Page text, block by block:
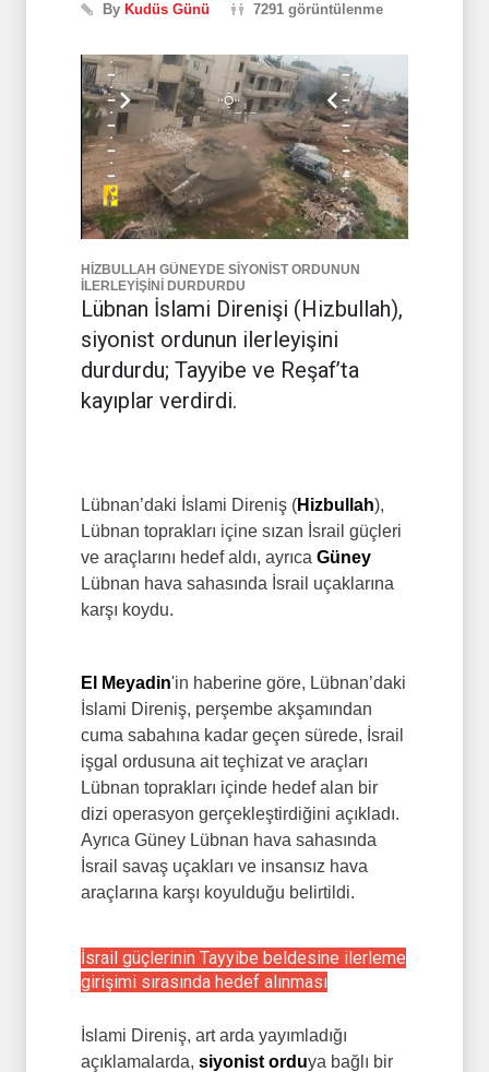
By Kudüs Günü 7291 görüntülenme
HİZBULLAH GÜNEYDE SİYONİST ORDUNUN
İLERLEYİŞİNİ DURDURDU
Lübnan İslami Direnişi (Hizbullah),
siyonist ordunun ilerleyişini
durdurdu; Tayyibe ve Reşaf’ta
kayıplar verdirdi.
Lübnan’daki İslami Direniş (Hizbullah),
Lübnan toprakları içine sızan İsrail güçleri
ve araçlarını hedef aldı, ayrıca Güney
Lübnan hava sahasında İsrail uçaklarına
karşı koydu.
El Meyadin'in haberine göre, Lübnan’daki
İslami Direniş, perşembe akşamından
cuma sabahına kadar geçen sürede, İsrail
işgal ordusuna ait teçhizat ve araçları
Lübnan toprakları içinde hedef alan bir
dizi operasyon gerçekleştirdiğini açıkladı.
Ayrıca Güney Lübnan hava sahasında
İsrail savaş uçakları ve insansız hava
araçlarına karşı koyulduğu belirtildi.
İsrail güçlerinin Tayyibe beldesine ilerleme
girişimi sırasında hedef alınması
İslami Direniş, art arda yayımladığı
açıklamalarda, siyonist orduya bağlı bir